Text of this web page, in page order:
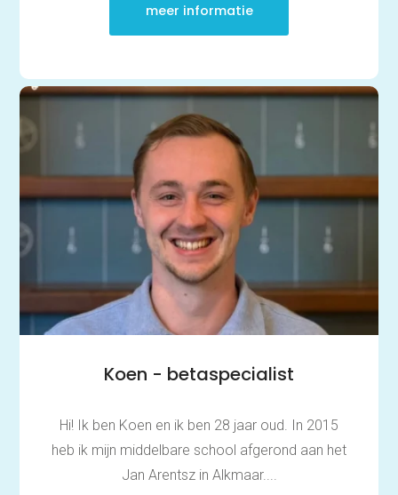
meer informatie
Koen - betaspecialist
Hi! Ik ben Koen en ik ben 28 jaar oud. In 2015
heb ik mijn middelbare school afgerond aan het
Jan Arentsz in Alkmaar....